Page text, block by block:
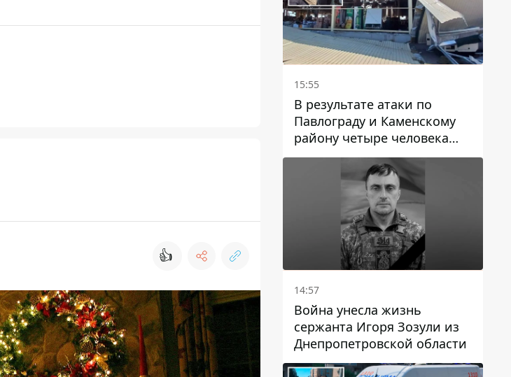
👍
15:55
В результате атаки по
Павлограду и Каменскому
району четыре человека
погибли, семеро получили
ранения
14:57
Война унесла жизнь
сержанта Игоря Зозули из
Днепропетровской области